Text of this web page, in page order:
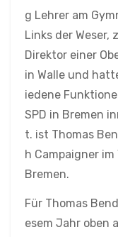
g Lehrer am
Links der Weser,
Direktor einer
in Walle und
iedene
SPD in Bremen
t. ist Thomas
h Campaigner
Bremen.
Für Thomas
esem Jahr oben